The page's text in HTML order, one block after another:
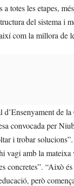
totes les etapes,
del sistema i
com la millora de
d’Ensenyament de
convocada per
i trobar
vagi amb la
concretes”. “Això
però